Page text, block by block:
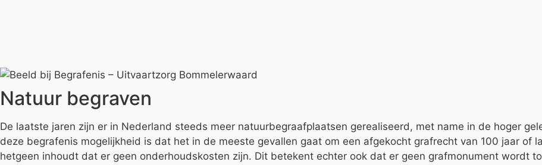
Natuur begraven
De laatste jaren zijn er in Nederland steeds meer natuurbegraafplaatsen gerealiseerd, met name in de hoger
deze begrafenis mogelijkheid is dat het in de meeste gevallen gaat om een afgekocht grafrecht van 100 jaar of
hetgeen inhoudt dat er geen onderhoudskosten zijn. Dit betekent echter ook dat er geen grafmonument wordt